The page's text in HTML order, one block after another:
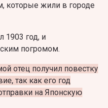
которые жили в городе
1903 год, и
погромом.
отец получил повестку
так как его год
на Японскую